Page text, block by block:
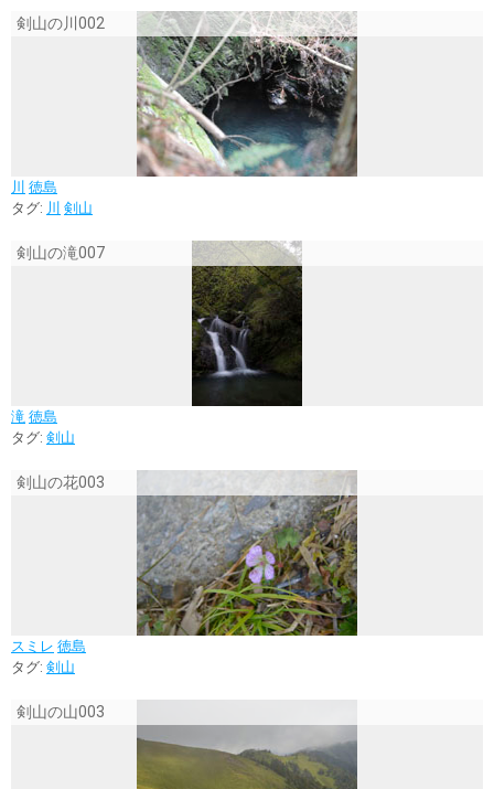
剣山の川002
川 徳島
タグ: 川 剣山
剣山の滝007
滝 徳島
タグ: 剣山
剣山の花003
スミレ 徳島
タグ: 剣山
剣山の山003